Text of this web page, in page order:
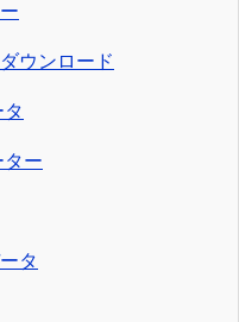
ウンロード
ー
タ